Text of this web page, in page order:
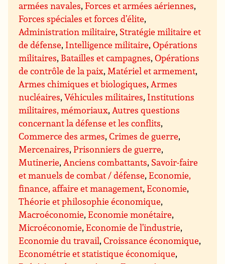
armées navales,Forces et armées aériennes,
Forces spéciales et forces d’élite,
Administration militaire, Stratégie militaire et
de défense, Intelligence militaire,Opérations
militaires, Batailles et campagnes,Opérations
de contrôle de la paix,Matériel et armement,
Armes chimiques et biologiques,Armes
nucléaires,Véhicules militaires, Institutions
militaires, mémoriaux,Autres questions
concernant la défense et les conflits,
Commerce des armes,Crimes de guerre,
Mercenaires,Prisonniers de guerre,
Mutinerie,Anciens combattants, Savoir-faire
et manuels de combat / défense,Economie,
finance, affaire et management,Economie,
Théorie et philosophie économique,
Macroéconomie,Economie monétaire,
Microéconomie,Economie de l’industrie,
Economie du travail,Croissance économique,
Econométrie et statistique économique,